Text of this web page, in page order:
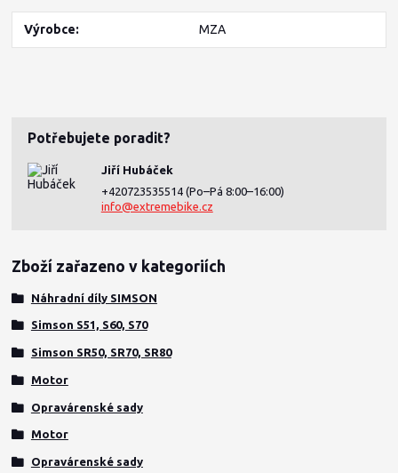
Výrobce MZA
Potřebujete poradit?
Jiří Hubáček
+420723535514 (Po–Pá 8:00–16:00)
info@extremebike.cz
Zboží zařazeno v kategoriích
Náhradní díly SIMSON
Simson S51, S60, S70
Simson SR50, SR70, SR80
Motor
Opravárenské sady
Motor
Opravárenské sady